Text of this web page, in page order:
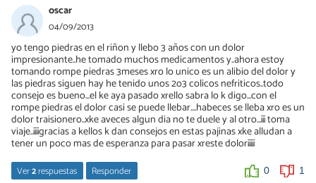
Sara:
eso va a depender de que estan formado tus calculos, no todos
son iguales, por el momento hasta que no sepas de que tratan, lo
mejor es tomar una buena cantidad de agua (no envasada)
comer carnes magras, tipo pollo, pavo, pescado y verduras..
suerte.
0
oscar
04/09/2013
yo tengo piedras en el riñon y llebo 3 años con un dolor
impresionante..he tomado muchos medicamentos y..ahora estoy
tomando rompe piedras 3meses xro lo unico es un alibio del dolor y
las piedras siguen hay he tenido unos 2o3 colicos nefriticos..todo
consejo es bueno...el ke aya pasado xrello sabra lo k digo...con el
rompe piedras el dolor casi se puede llebar....habeces se lleba xro es un
dolor traisionero..xke aveces algun dia no te duele y al otro...¡¡¡ toma
viaje..¡¡¡¡gracias a kellos k dan consejos en estas pajinas xke alludan a
tener un poco mas de esperanza para pasar xreste dolor¡¡¡¡¡
Ver2respuestas Responder 0 1